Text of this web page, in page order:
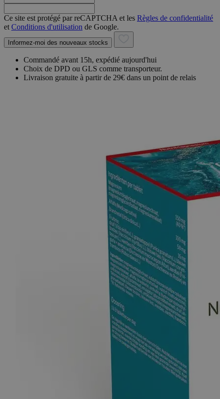
Ce site est protégé par reCAPTCHA et les Règles de confidentialité
et Conditions d'utilisation de Google.
Informez-moi des nouveaux stocks
Commandé avant 15h, expédié aujourd'hui
Choix de DPD ou GLS comme transporteur.
Livraison gratuite à partir de 29€ dans un point de relais